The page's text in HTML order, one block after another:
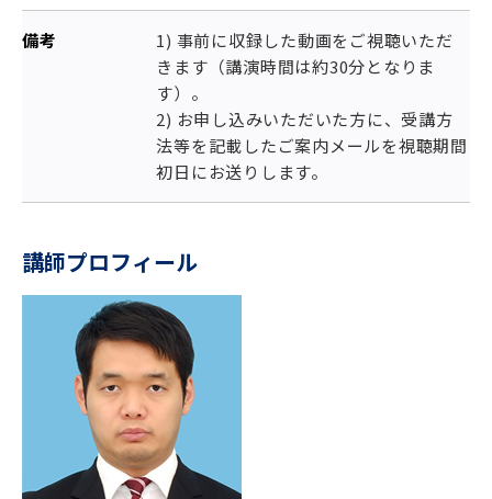
備考
1) 事前に収録した動画をご視聴いただ
きます（講演時間は約30分となりま
す）。
2) お申し込みいただいた方に、受講方
法等を記載したご案内メールを視聴期間
初日にお送りします。
講師プロフィール